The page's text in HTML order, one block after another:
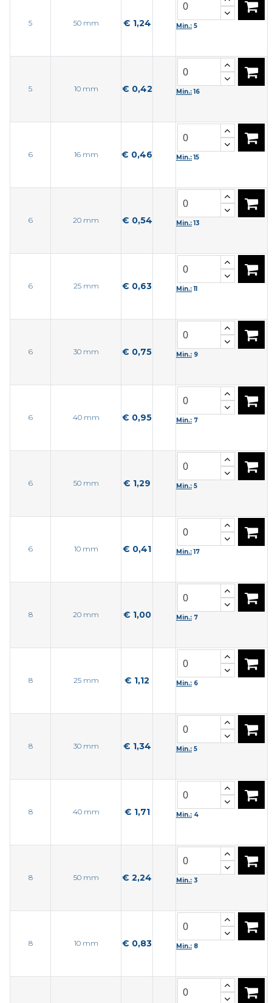
5 50 mm € 1,24 Min.: 5
5 10 mm € 0,42 Min.:16
6 16 mm € 0,46 Min.:15
6 20 mm € 0,54 Min.:13
6 25 mm € 0,63 Min.:11
6 30 mm € 0,75 Min.: 9
6 40 mm € 0,95 Min.: 7
6 50 mm € 1,29 Min.: 5
6 10 mm € 0,41 Min.:17
8 20 mm € 1,00 Min.: 7
8 25 mm € 1,12 Min.: 6
8 30 mm € 1,34 Min.: 5
8 40 mm € 1,71 Min.: 4
8 50 mm € 2,24 Min.: 3
8 10 mm € 0,83 Min.: 8